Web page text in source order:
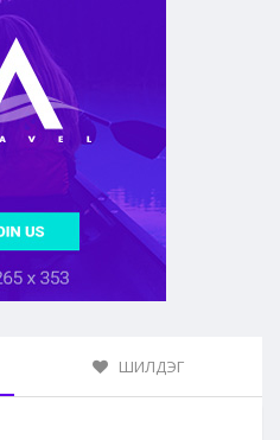
ШИЛДЭГ